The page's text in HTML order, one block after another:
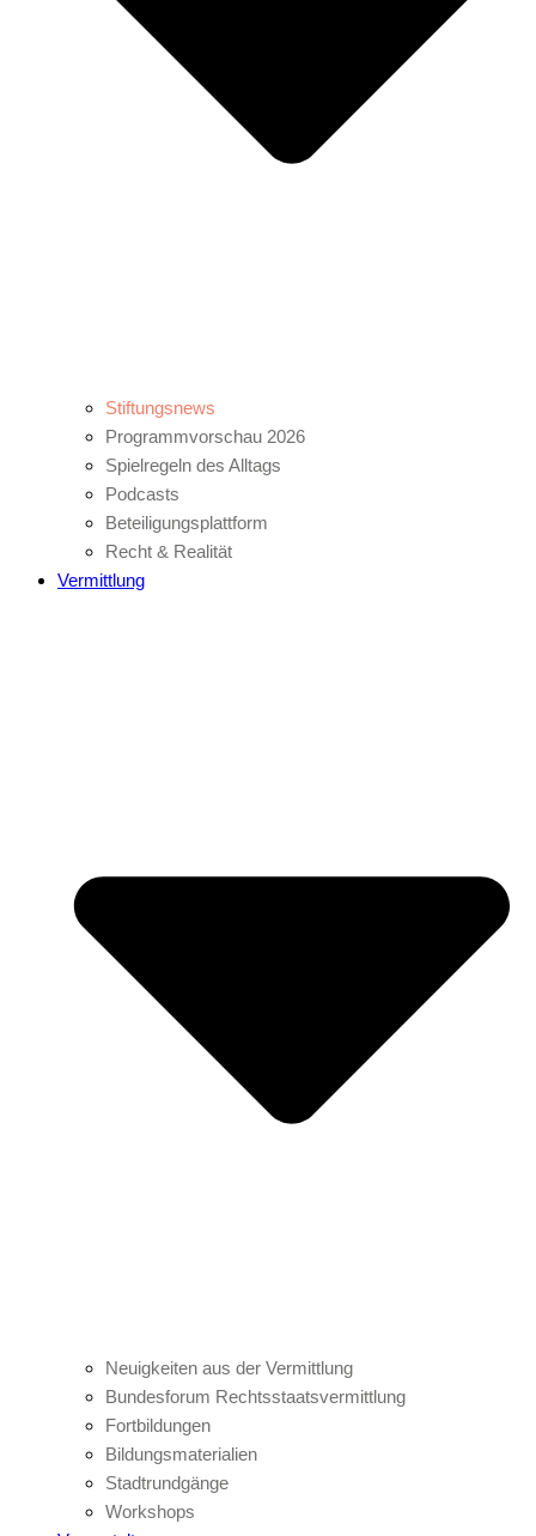
Stiftungsnews
Programmvorschau 2026
Spielregeln des Alltags
Podcasts
Beteiligungsplattform
Recht & Realität
Vermittlung
Neuigkeiten aus der Vermittlung
Bundesforum Rechtsstaatsvermittlung
Fortbildungen
Bildungsmaterialien
Stadtrundgänge
Workshops